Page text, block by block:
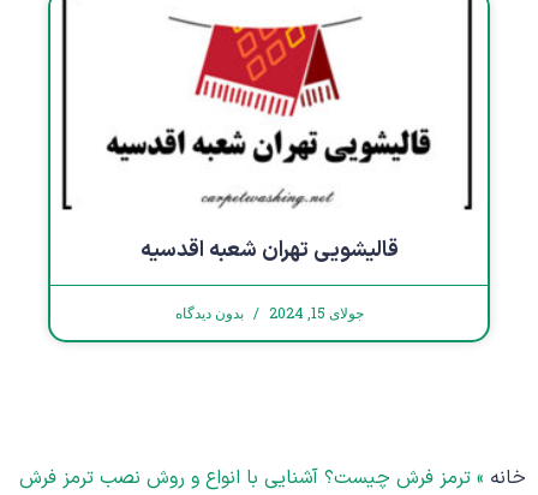
قالیشویی تهران شعبه اقدسیه
جولای 15, 2024 بدون دیدگاه
خانه » ترمز فرش چیست؟ آشنایی با انواع و روش نصب ترمز فرش